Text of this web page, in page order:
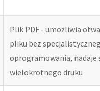
Plik PDF - umożliwia
pliku bez
oprogramowania, nadaje
wielokrotnego druku